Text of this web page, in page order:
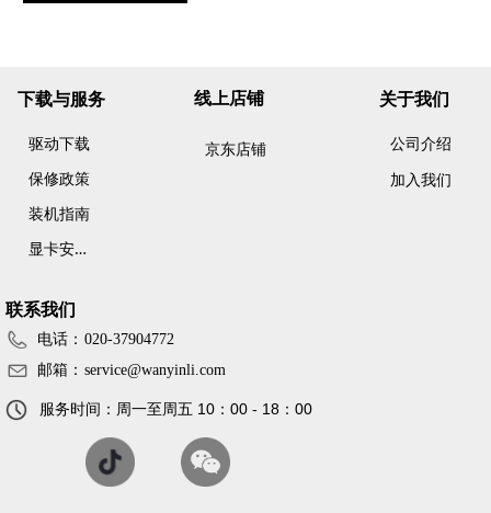
下载与服务
驱动下载
保修政策
装机指南
显
卡安装简易指南
京东店铺
线上店铺
公司介绍
加入我们
关于我们
联系我们
服务时间：周一至周五 10：00 - 18：00
电话： 020-37904772
邮箱： service@wanyinli.com